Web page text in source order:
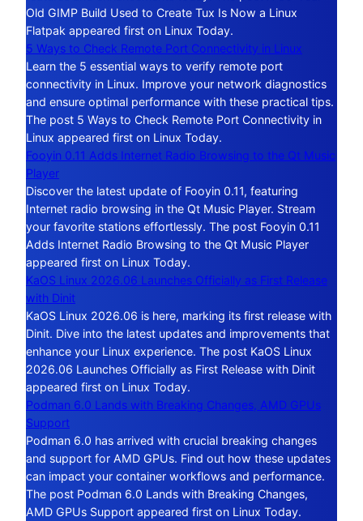
Old GIMP Build Used to Create Tux Is Now a Linux
Flatpak appeared first on Linux Today.
5 Ways to Check Remote Port Connectivity in Linux
Learn the 5 essential ways to verify remote port
connectivity in Linux. Improve your network diagnostics
and ensure optimal performance with these practical tips.
The post 5 Ways to Check Remote Port Connectivity in
Linux appeared first on Linux Today.
Fooyin 0.11 Adds Internet Radio Browsing to the Qt Music
Player
Discover the latest update of Fooyin 0.11, featuring
Internet radio browsing in the Qt Music Player. Stream
your favorite stations effortlessly. The post Fooyin 0.11
Adds Internet Radio Browsing to the Qt Music Player
appeared first on Linux Today.
KaOS Linux 2026.06 Launches Officially as First Release
with Dinit
KaOS Linux 2026.06 is here, marking its first release with
Dinit. Dive into the latest updates and improvements that
enhance your Linux experience. The post KaOS Linux
2026.06 Launches Officially as First Release with Dinit
appeared first on Linux Today.
Podman 6.0 Lands with Breaking Changes, AMD GPUs
Support
Podman 6.0 has arrived with crucial breaking changes
and support for AMD GPUs. Find out how these updates
can impact your container workflows and performance.
The post Podman 6.0 Lands with Breaking Changes,
AMD GPUs Support appeared first on Linux Today.